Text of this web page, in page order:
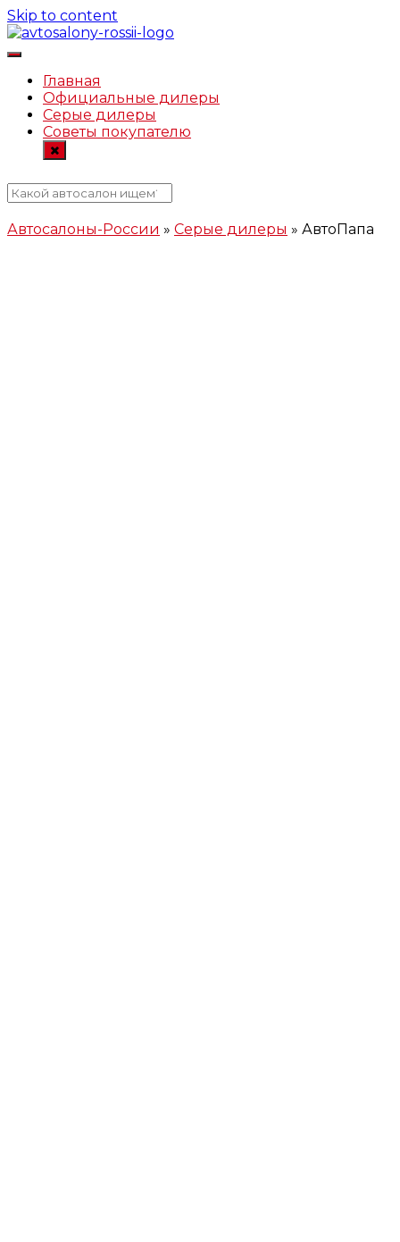
Skip to content
Главная
Официальные дилеры
Серые дилеры
Советы покупателю
Автосалоны-России » Серые дилеры » АвтоПапа